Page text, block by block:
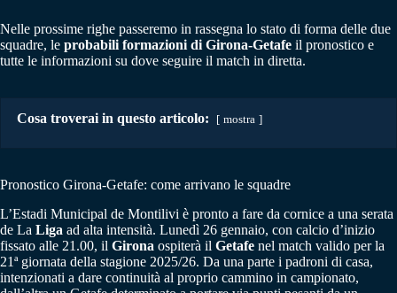
Nelle prossime righe passeremo in rassegna lo stato di forma delle due
squadre, le probabili formazioni di Girona-Getafe il pronostico e
tutte le informazioni su dove seguire il match in diretta.
Cosa troverai in questo articolo: mostra
Pronostico Girona-Getafe: come arrivano le squadre
L’Estadi Municipal de Montilivi è pronto a fare da cornice a una serata
de La Liga ad alta intensità. Lunedì 26 gennaio, con calcio d’inizio
fissato alle 21.00, il Girona ospiterà il Getafe nel match valido per la
21ª giornata della stagione 2025/26. Da una parte i padroni di casa,
intenzionati a dare continuità al proprio cammino in campionato,